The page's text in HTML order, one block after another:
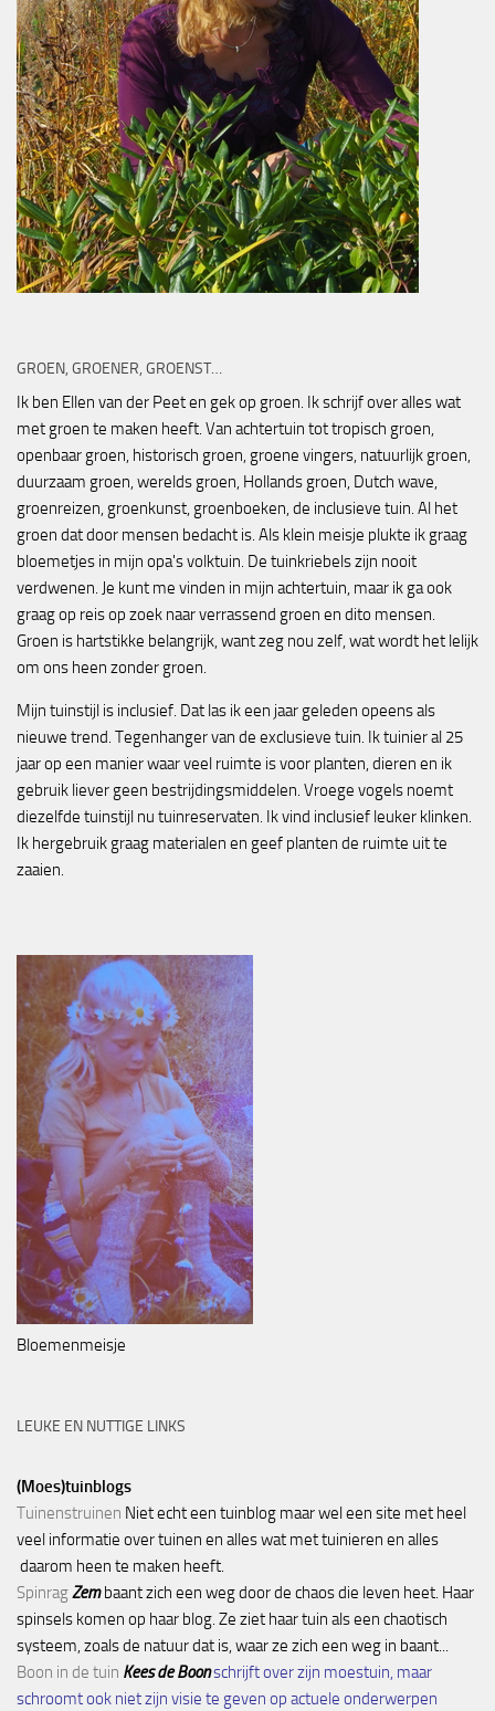
GROEN, GROENER, GROENST…
Ik ben Ellen van der Peet en gek op groen. Ik schrijf over alles wat
met groen te maken heeft. Van achtertuin tot tropisch groen,
openbaar groen, historisch groen, groene vingers, natuurlijk groen,
duurzaam groen, werelds groen, Hollands groen, Dutch wave,
groenreizen, groenkunst, groenboeken, de inclusieve tuin. Al het
groen dat door mensen bedacht is. Als klein meisje plukte ik graag
bloemetjes in mijn opa's volktuin. De tuinkriebels zijn nooit
verdwenen. Je kunt me vinden in mijn achtertuin, maar ik ga ook
graag op reis op zoek naar verrassend groen en dito mensen.
Groen is hartstikke belangrijk, want zeg nou zelf, wat wordt het lelijk
om ons heen zonder groen.
Mijn tuinstijl is inclusief. Dat las ik een jaar geleden opeens als
nieuwe trend. Tegenhanger van de exclusieve tuin. Ik tuinier al 25
jaar op een manier waar veel ruimte is voor planten, dieren en ik
gebruik liever geen bestrijdingsmiddelen. Vroege vogels noemt
diezelfde tuinstijl nu tuinreservaten. Ik vind inclusief leuker klinken.
Ik hergebruik graag materialen en geef planten de ruimte uit te
zaaien.
Bloemenmeisje
LEUKE EN NUTTIGE LINKS
(Moes)tuinblogs
Tuinenstruinen Niet echt een tuinblog maar wel een site met heel
veel informatie over tuinen en alles wat met tuinieren en alles
daarom heen te maken heeft.
SpinragZem baant zich een weg door de chaos die leven heet. Haar
spinsels komen op haar blog. Ze ziet haar tuin als een chaotisch
systeem, zoals de natuur dat is, waar ze zich een weg in baant...
Boon in de tuin Kees de Boonschrijft over zijn moestuin, maar
schroomt ook niet zijn visie te geven op actuele onderwerpen